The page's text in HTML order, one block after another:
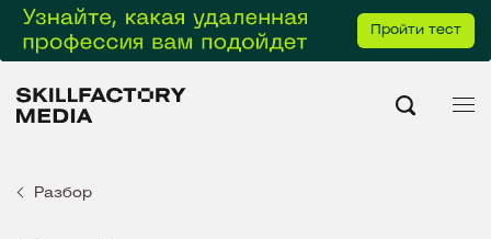
Пройти тест
Разбор